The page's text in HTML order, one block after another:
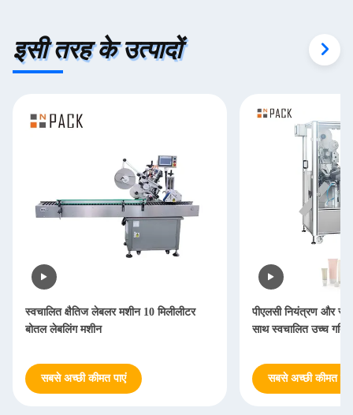
इसी तरह के उत्पादों
स्वचालित क्षैतिज लेबलर मशीन 10 मिलीलीटर
बोतल लेबलिंग मशीन
सबसे अच्छी कीमत पाएं
पीएलसी नियंत्रण और
साथ स्वचालित उच्च गति
सबसे अच्छी कीमत पाएं